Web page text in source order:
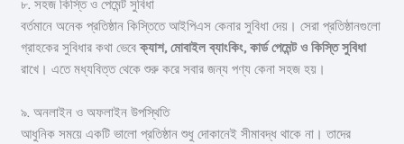
৮. সহজ কিস্তি ও পেমেন্ট সুবিধা
বর্তমানে অনেক প্রতিষ্ঠান কিস্তিতে আইপিএস কেনার সুবিধা দেয়। সেরা প্রতিষ্ঠানগুলো
গ্রাহকের সুবিধার কথা ভেবেক্যাশ, মোবাইল ব্যাংকিং, কার্ড পেমেন্ট ও কিস্তি সুবিধা
রাখে। এতে মধ্যবিত্ত থেকে শুরু করে সবার জন্য পণ্য কেনা সহজ হয়।
৯. অনলাইন ও অফলাইন উপস্থিতি
আধুনিক সময়ে একটি ভালো প্রতিষ্ঠান শুধু দোকানেই সীমাবদ্ধ থাকে না। তাদের